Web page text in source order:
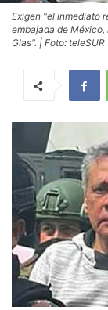
Exigen "el inmediato
embajada de
Glas". | Foto: teleSUR